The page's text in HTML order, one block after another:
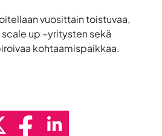
vuosittain toistuvaa,
up –yritysten sekä
kohtaamispaikkaa.